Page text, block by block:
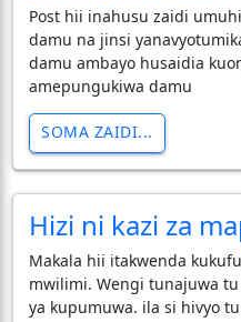
Post hii inahusu zaidi
damu na jinsi
damu ambayo husaidia
amepungukiwa damu
SOMA ZAIDI...
Hizi ni kazi za
Makala hii itakwenda
mwilimi. Wengi tunajuwa
ya kupumuwa. ila si hivyo